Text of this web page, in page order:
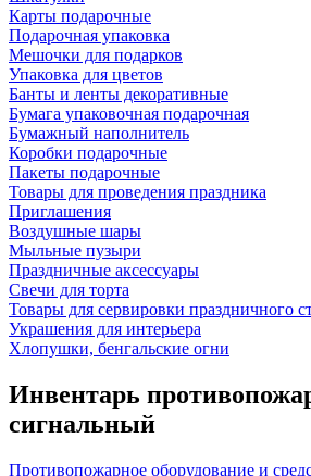
Карты подарочные
Подарочная упаковка
Мешочки для подарков
Упаковка для цветов
Банты и ленты декоративные
Бумага упаковочная подарочная
Бумажный наполнитель
Коробки подарочные
Пакеты подарочные
Товары для проведения праздника
Приглашения
Воздушные шары
Мыльные пузыри
Праздничные аксессуары
Свечи для торта
Товары для сервировки праздничного
Украшения для интерьера
Хлопушки, бенгальские огни
Инвентарь
сигнальный
Противопожарное оборудование и